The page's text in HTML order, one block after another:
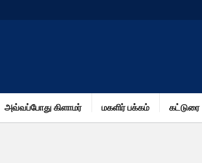
அவ்வப்போது கிளாமர் மகளிர் பக்கம் கட்டுரை